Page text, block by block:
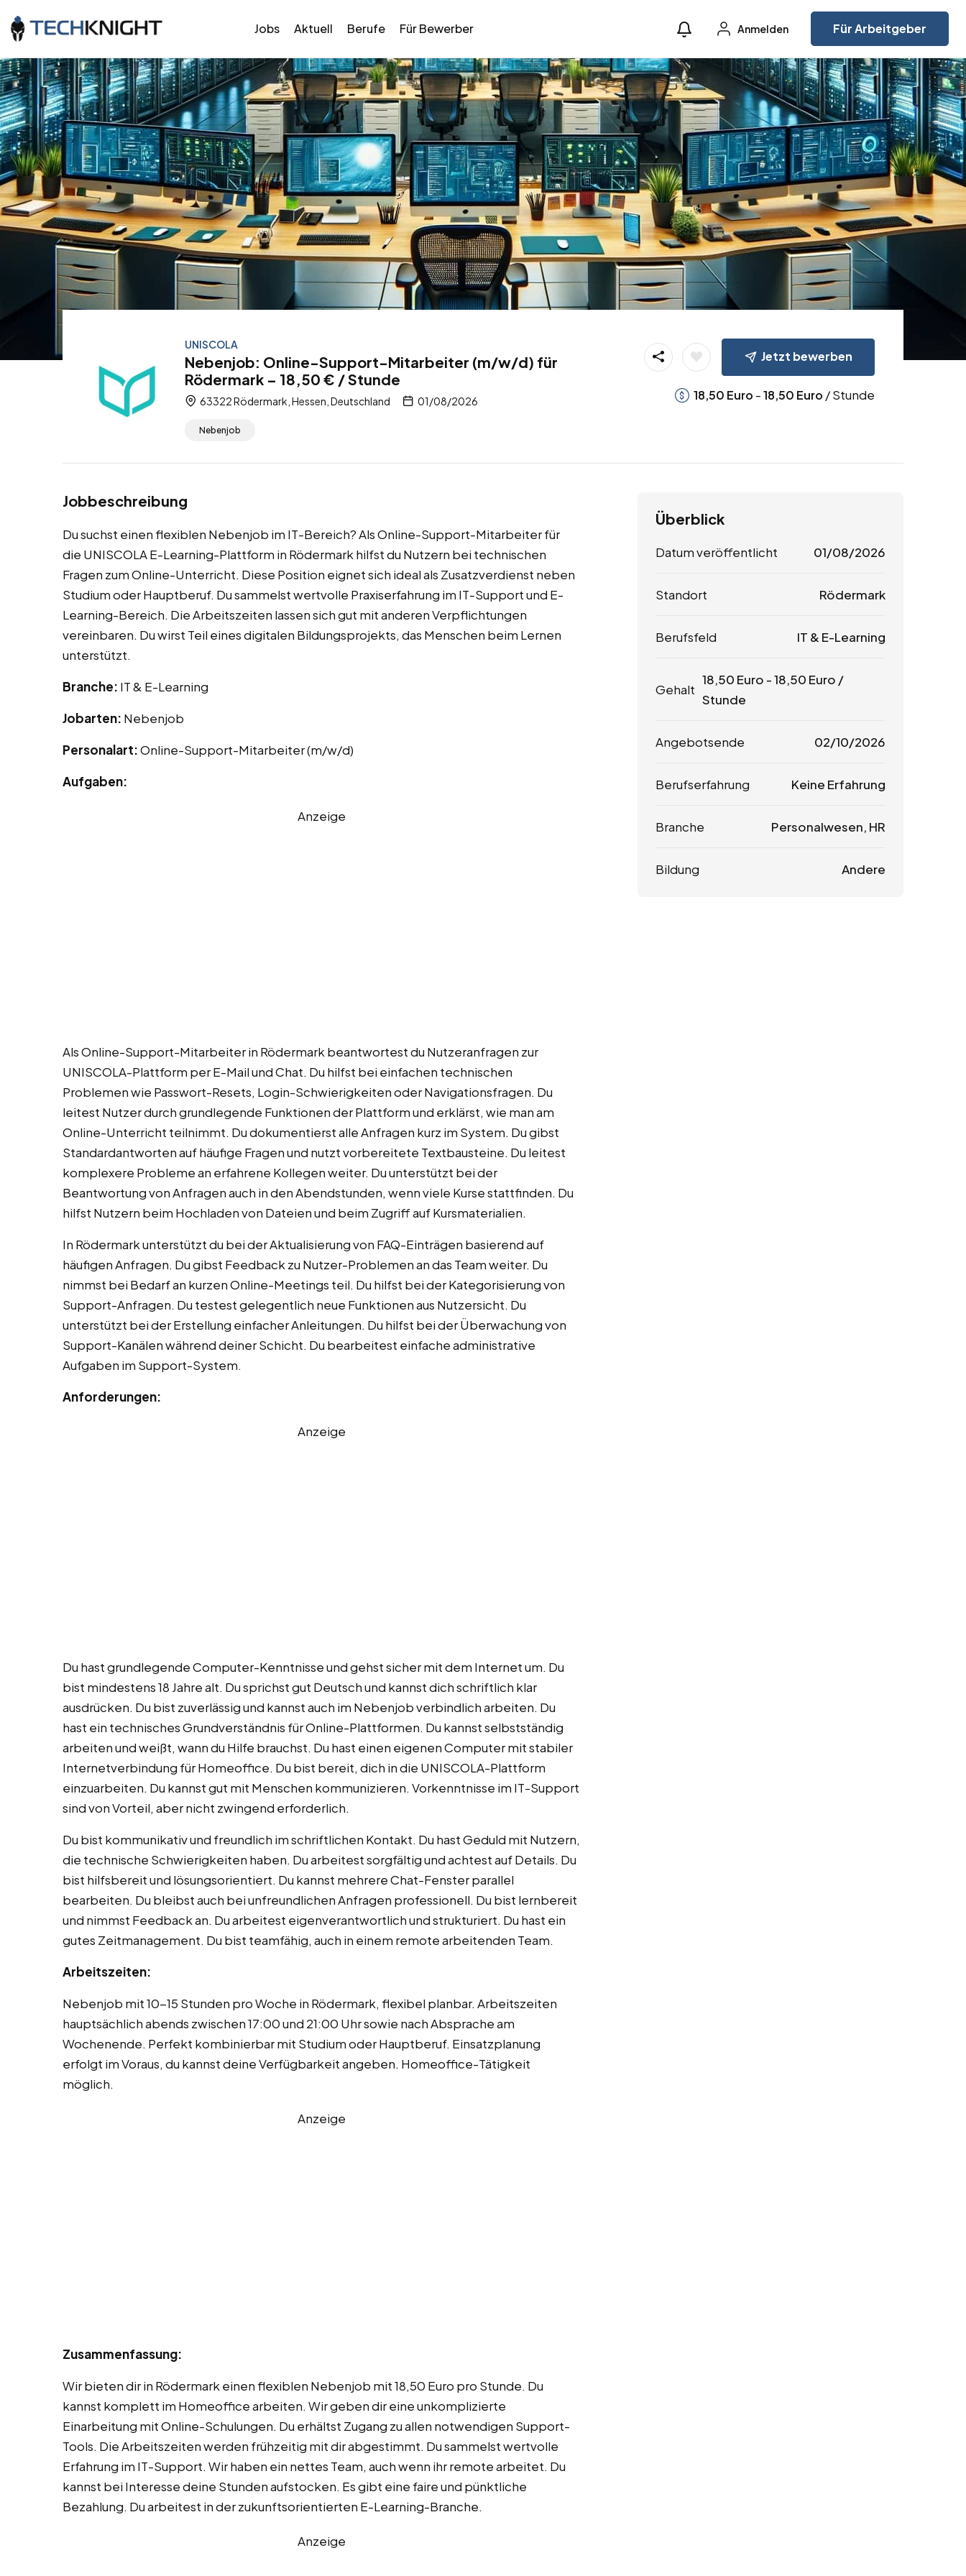
Jobs Aktuell Berufe Für Bewerber Anmelden Für Arbeitgeber
UNISCOLA
Nebenjob: Online-Support-Mitarbeiter (m/w/d) für
Rödermark – 18,50 € / Stunde
63322 Rödermark, Hessen, Deutschland 01/08/2026
Nebenjob
Jetzt bewerben
18,50 Euro -18,50 Euro / Stunde
Jobbeschreibung
Du suchst einen flexiblen Nebenjob im IT-Bereich? Als Online-Support-Mitarbeiter für
die UNISCOLA E-Learning-Plattform in Rödermark hilfst du Nutzern bei technischen
Fragen zum Online-Unterricht. Diese Position eignet sich ideal als Zusatzverdienst neben
Studium oder Hauptberuf. Du sammelst wertvolle Praxiserfahrung im IT-Support und E-
Learning-Bereich. Die Arbeitszeiten lassen sich gut mit anderen Verpflichtungen
vereinbaren. Du wirst Teil eines digitalen Bildungsprojekts, das Menschen beim Lernen
unterstützt.
Branche: IT & E-Learning
Jobarten: Nebenjob
Personalart:Online-Support-Mitarbeiter (m/w/d)
Aufgaben:
Anzeige
Als Online-Support-Mitarbeiter in Rödermark beantwortest du Nutzeranfragen zur
UNISCOLA-Plattform per E-Mail und Chat. Du hilfst bei einfachen technischen
Problemen wie Passwort-Resets, Login-Schwierigkeiten oder Navigationsfragen. Du
leitest Nutzer durch grundlegende Funktionen der Plattform und erklärst, wie man am
Online-Unterricht teilnimmt. Du dokumentierst alle Anfragen kurz im System. Du gibst
Standardantworten auf häufige Fragen und nutzt vorbereitete Textbausteine. Du leitest
komplexere Probleme an erfahrene Kollegen weiter. Du unterstützt bei der
Beantwortung von Anfragen auch in den Abendstunden, wenn viele Kurse stattfinden. Du
hilfst Nutzern beim Hochladen von Dateien und beim Zugriff auf Kursmaterialien.
In Rödermark unterstützt du bei der Aktualisierung von FAQ-Einträgen basierend auf
häufigen Anfragen. Du gibst Feedback zu Nutzer-Problemen an das Team weiter. Du
nimmst bei Bedarf an kurzen Online-Meetings teil. Du hilfst bei der Kategorisierung von
Support-Anfragen. Du testest gelegentlich neue Funktionen aus Nutzersicht. Du
unterstützt bei der Erstellung einfacher Anleitungen. Du hilfst bei der Überwachung von
Support-Kanälen während deiner Schicht. Du bearbeitest einfache administrative
Aufgaben im Support-System.
Anforderungen:
Anzeige
Du hast grundlegende Computer-Kenntnisse und gehst sicher mit dem Internet um. Du
bist mindestens 18 Jahre alt. Du sprichst gut Deutsch und kannst dich schriftlich klar
ausdrücken. Du bist zuverlässig und kannst auch im Nebenjob verbindlich arbeiten. Du
hast ein technisches Grundverständnis für Online-Plattformen. Du kannst selbstständig
arbeiten und weißt, wann du Hilfe brauchst. Du hast einen eigenen Computer mit stabiler
Internetverbindung für Homeoffice. Du bist bereit, dich in die UNISCOLA-Plattform
einzuarbeiten. Du kannst gut mit Menschen kommunizieren. Vorkenntnisse im IT-Support
sind von Vorteil, aber nicht zwingend erforderlich.
Du bist kommunikativ und freundlich im schriftlichen Kontakt. Du hast Geduld mit Nutzern,
die technische Schwierigkeiten haben. Du arbeitest sorgfältig und achtest auf Details. Du
bist hilfsbereit und lösungsorientiert. Du kannst mehrere Chat-Fenster parallel
bearbeiten. Du bleibst auch bei unfreundlichen Anfragen professionell. Du bist lernbereit
und nimmst Feedback an. Du arbeitest eigenverantwortlich und strukturiert. Du hast ein
gutes Zeitmanagement. Du bist teamfähig, auch in einem remote arbeitenden Team.
Arbeitszeiten:
Nebenjob mit 10-15 Stunden pro Woche in Rödermark, flexibel planbar. Arbeitszeiten
hauptsächlich abends zwischen 17:00 und 21:00 Uhr sowie nach Absprache am
Wochenende. Perfekt kombinierbar mit Studium oder Hauptberuf. Einsatzplanung
erfolgt im Voraus, du kannst deine Verfügbarkeit angeben. Homeoffice-Tätigkeit
möglich.
Anzeige
Zusammenfassung:
Wir bieten dir in Rödermark einen flexiblen Nebenjob mit 18,50 Euro pro Stunde. Du
kannst komplett im Homeoffice arbeiten. Wir geben dir eine unkomplizierte
Einarbeitung mit Online-Schulungen. Du erhältst Zugang zu allen notwendigen Support-
Tools. Die Arbeitszeiten werden frühzeitig mit dir abgestimmt. Du sammelst wertvolle
Erfahrung im IT-Support. Wir haben ein nettes Team, auch wenn ihr remote arbeitet. Du
kannst bei Interesse deine Stunden aufstocken. Es gibt eine faire und pünktliche
Bezahlung. Du arbeitest in der zukunftsorientierten E-Learning-Branche.
Anzeige
Überblick
Datum veröffentlicht 01/08/2026
Standort Rödermark
Berufsfeld IT & E-Learning
Gehalt
18,50 Euro -18,50 Euro /
Stunde
Angebotsende 02/10/2026
Berufserfahrung Keine Erfahrung
Branche Personalwesen, HR
Bildung Andere